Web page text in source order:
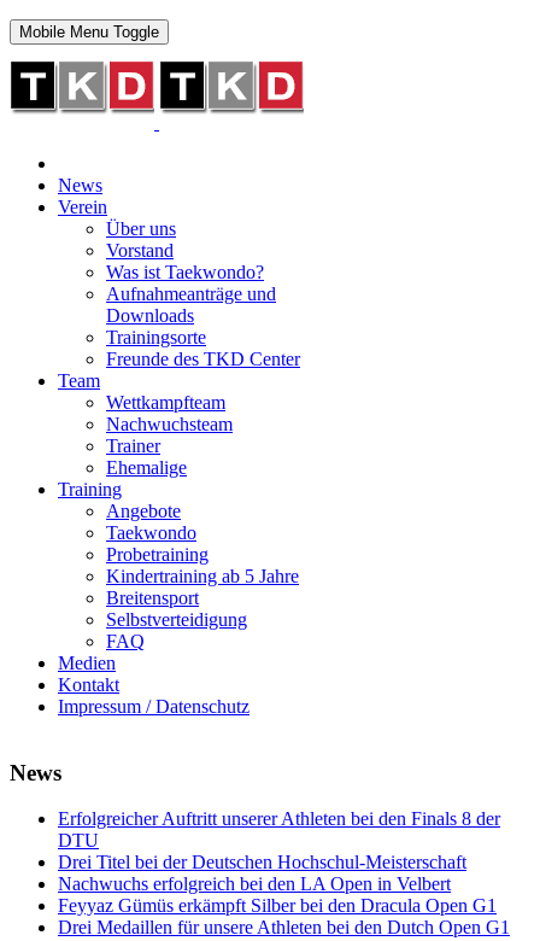
Mobile Menu Toggle
News
Verein
Über uns
Vorstand
Was ist Taekwondo?
Aufnahmeanträge und
Downloads
Trainingsorte
Freunde des TKD Center
Team
Wettkampfteam
Nachwuchsteam
Trainer
Ehemalige
Training
Angebote
Taekwondo
Probetraining
Kindertraining ab 5 Jahre
Breitensport
Selbstverteidigung
FAQ
Medien
Kontakt
Impressum / Datenschutz
News
Erfolgreicher Auftritt unserer Athleten bei den Finals 8 der
DTU
Drei Titel bei der Deutschen Hochschul-Meisterschaft
Nachwuchs erfolgreich bei den LA Open in Velbert
Feyyaz Gümüs erkämpft Silber bei den Dracula Open G1
Drei Medaillen für unsere Athleten bei den Dutch Open G1